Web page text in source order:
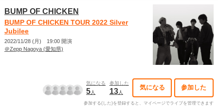
BUMP OF CHICKEN
BUMP OF CHICKEN TOUR 2022 Silver
Jubilee
2022/11/28 (月) 19:00 開演
＠Zepp Nagoya (愛知県)
気になる
5人
参加した
13人
気になる 参加した
参加する(した)を登録すると、マイページでライブを管理できます